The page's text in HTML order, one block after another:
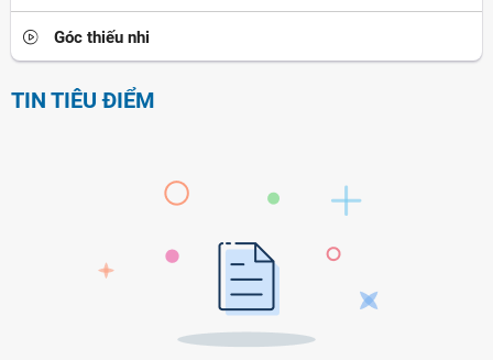
Góc thiếu nhi
TIN TIÊU ĐIỂM